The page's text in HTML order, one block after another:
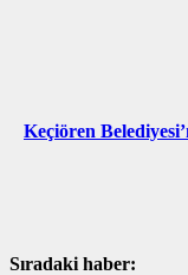
Keçiören
Sıradaki haber: